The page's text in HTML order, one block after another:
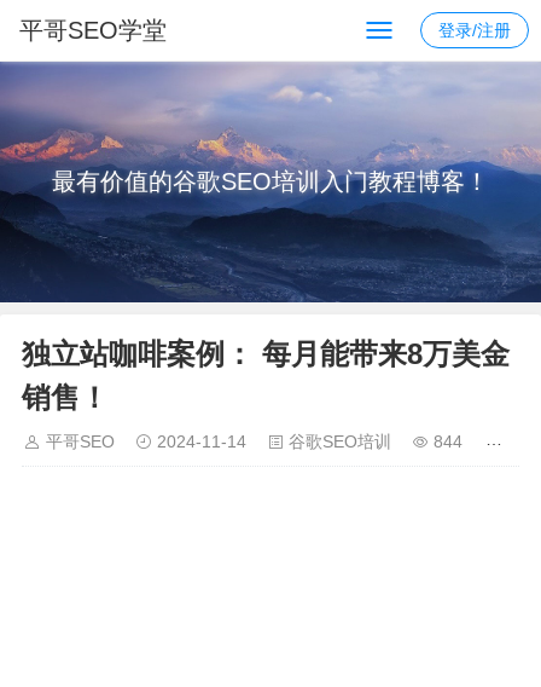
平哥SEO学堂 登录/注册
最有价值的谷歌SEO培训入门教程博客！
独立站咖啡案例： 每月能带来8万美金
销售！
平哥SEO 2024-11-14 谷歌SEO培训 844